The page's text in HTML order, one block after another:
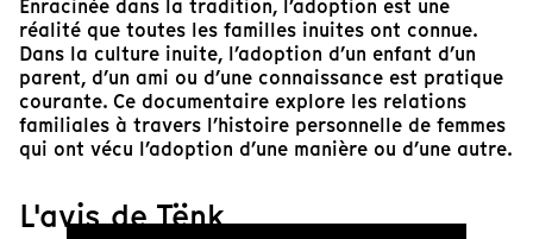
Enracinée dans la tradition, l’adoption est une
réalité que toutes les familles inuites ont connue.
Dans la culture inuite, l’adoption d’un enfant d’un
parent, d’un ami ou d’une connaissance est pratique
courante. Ce documentaire explore les relations
familiales à travers l’histoire personnelle de femmes
qui ont vécu l’adoption d’une manière ou d’une autre.
L'avis de Tënk